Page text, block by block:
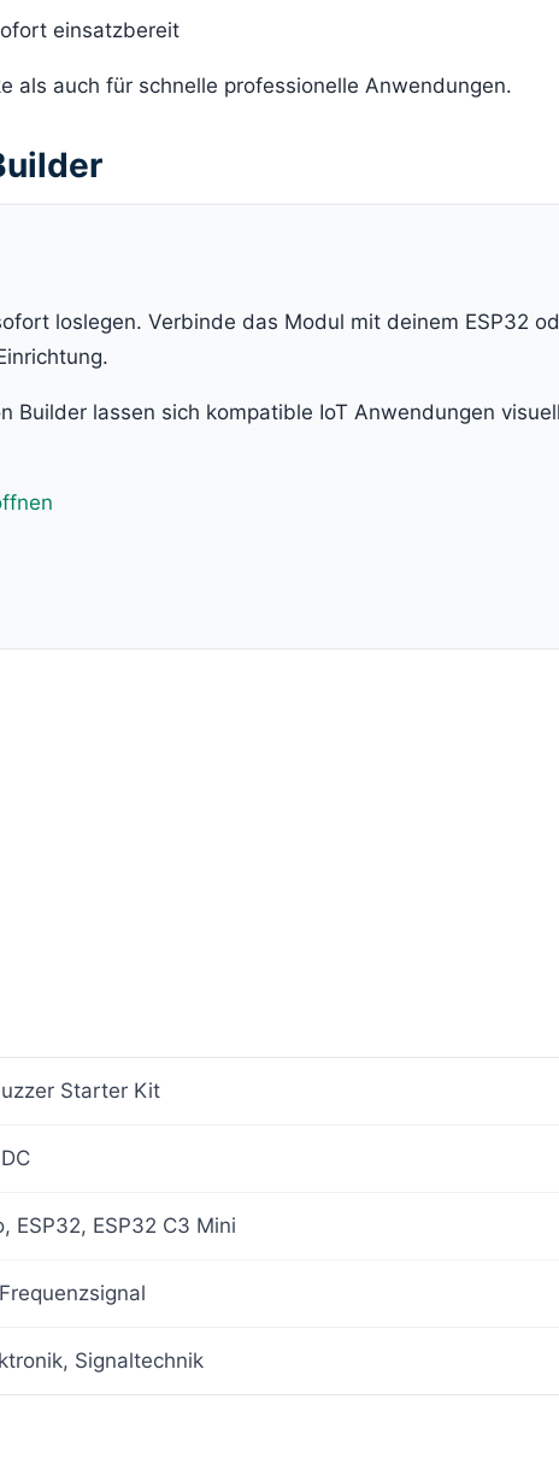
einsatzbereit
als auch für schnelle professionelle Anwendungen.
loslegen. Verbinde das Modul mit deinem ESP32
Builder lassen sich kompatible IoT Anwendungen
Starter Kit
ESP32, ESP32 C3 Mini
Signaltechnik